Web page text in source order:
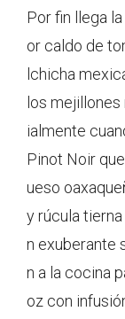
Por fin llega
or caldo de
lchicha
los
ialmente
Pinot Noir
ueso
y rúcula
n exuberante
n a la cocina
oz con